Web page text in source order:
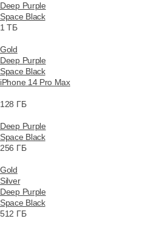
Deep Purple
Space Black
1 ТБ
Gold
Deep Purple
Space Black
iPhone 14 Pro Max
128 ГБ
Deep Purple
Space Black
256 ГБ
Gold
Silver
Deep Purple
Space Black
512 ГБ